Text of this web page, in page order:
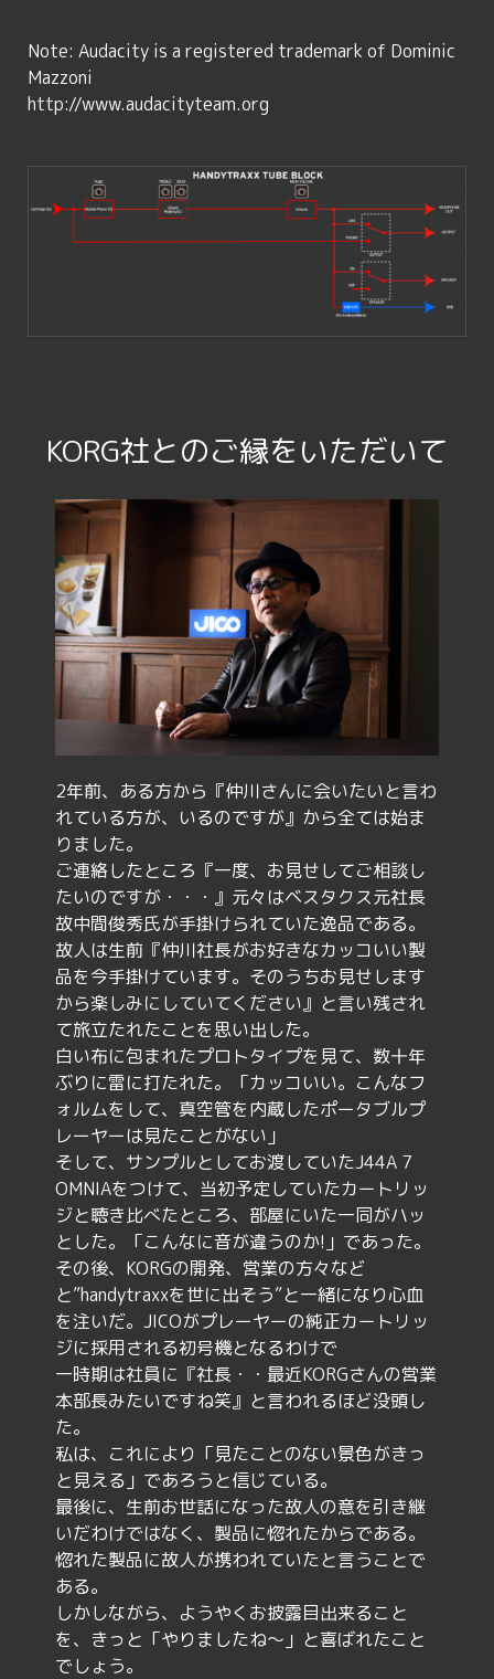
Note: Audacity is a registered trademark of Dominic
Mazzoni
http://www.audacityteam.org
KORG社とのご縁をいただいて
2年前、ある方から『仲川さんに会いたいと言わ
れている方が、いるのですが』から全ては始ま
りました。
ご連絡したところ『一度、お見せしてご相談し
たいのですが・・・』元々はベスタクス元社長
故中間俊秀氏が手掛けられていた逸品である。
故人は生前『仲川社長がお好きなカッコいい製
品を今手掛けています。そのうちお見せします
から楽しみにしていてください』と言い残され
て旅立たれたことを思い出した。
白い布に包まれたプロトタイプを見て、数十年
ぶりに雷に打たれた。「カッコいい。こんなフ
ォルムをして、真空管を内蔵したポータブルプ
レーヤーは見たことがない」
そして、サンプルとしてお渡していたJ44A 7
OMNIAをつけて、当初予定していたカートリッ
ジと聴き比べたところ、部屋にいた一同がハッ
とした。「こんなに音が違うのか!」であった。
その後、KORGの開発、営業の方々など
と”handytraxxを世に出そう”と一緒になり心血
を注いだ。JICOがプレーヤーの純正カートリッ
ジに採用される初号機となるわけで
一時期は社員に『社長・・最近KORGさんの営業
本部長みたいですね笑』と言われるほど没頭し
た。
私は、これにより「見たことのない景色がきっ
と見える」であろうと信じている。
最後に、生前お世話になった故人の意を引き継
いだわけではなく、製品に惚れたからである。
惚れた製品に故人が携われていたと言うことで
ある。
しかしながら、ようやくお披露目出来ること
を、きっと「やりましたね〜」と喜ばれたこと
でしょう。